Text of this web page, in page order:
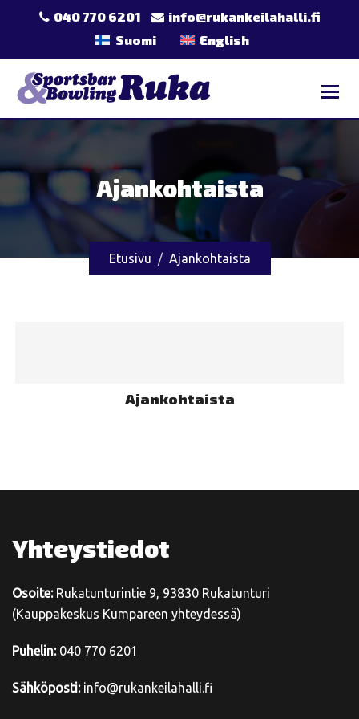
040 770 6201
info@rukankeilahalli.fi
Suomi
English
Ajankohtaista
Etusivu Ajankohtaista
Ajankohtaista
Yhteystiedot
Osoite: Rukatunturintie 9, 93830 Rukatunturi
(Kauppakeskus Kumpareen yhteydessä)
Puhelin:040 770 6201
Sähköposti:info@rukankeilahalli.fi